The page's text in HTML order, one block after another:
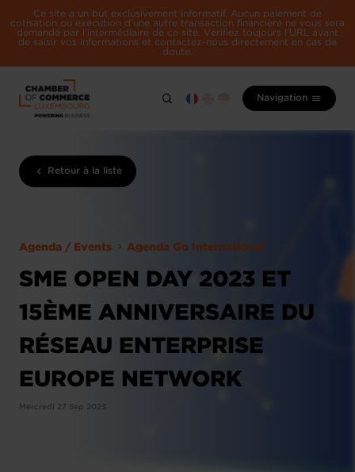
Ce site a un but exclusivement informatif. Aucun paiement de
cotisation ou exécution d'une autre transaction financière ne vous sera
demandé par l'intermédiaire de ce site. Vérifiez toujours l'URL avant
de saisir vos informations et contactez-nous directement en cas de
doute.
Navigation
Retour à la liste
Agenda / Events Agenda Go International
SME OPEN DAY 2023 ET
15ÈME ANNIVERSAIRE DU
RÉSEAU ENTERPRISE
EUROPE NETWORK
Mercredi 27 Sep 2023